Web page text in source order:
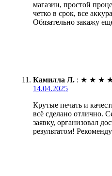
магазин, простой
четко в срок, все
Обязательно закажу
Камилла Л. : ★ ★ ★
14.04.2025
Крутые печать и
всё сделано отлично.
заявку, организовал
результатом!